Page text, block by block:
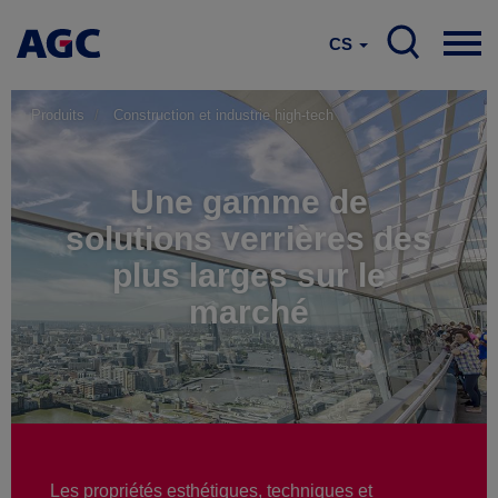
CS
Produits Construction et industrie high-tech
Une gamme de
solutions verrières des
plus larges sur le
marché
Les propriétés esthétiques, techniques et